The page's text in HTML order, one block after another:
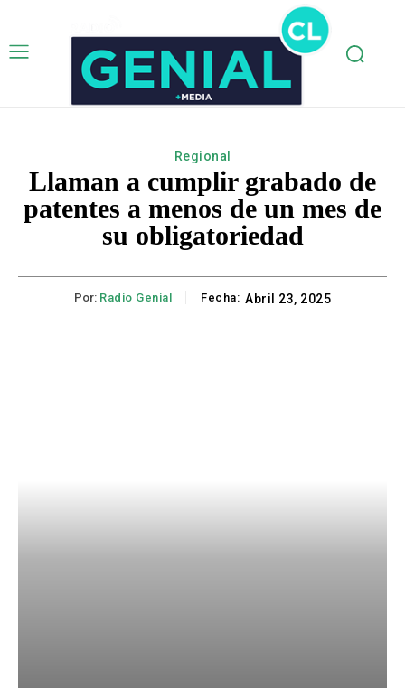
Regional
Llaman a cumplir grabado de
patentes a menos de un mes de
su obligatoriedad
Por: Radio Genial Fecha: Abril 23, 2025